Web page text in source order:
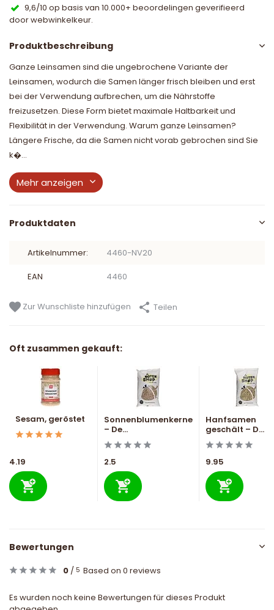
9,6/10 op basis van 10.000+ beoordelingen geverifieerd
door webwinkelkeur.
Produktbeschreibung
Ganze Leinsamen sind die ungebrochene Variante der
Leinsamen, wodurch die Samen länger frisch bleiben und erst
bei der Verwendung aufbrechen, um die Nährstoffe
freizusetzen. Diese Form bietet maximale Haltbarkeit und
Flexibilität in der Verwendung. Warum ganze Leinsamen?
Längere Frische, da die Samen nicht vorab gebrochen sind Sie
k�...
Mehr anzeigen
Produktdaten
Artikelnummer: 4460-NV20
EAN 4460
Zur Wunschliste hinzufügen Teilen
Oft zusammen gekauft:
Sesam, geröstet
4.19
Sonnenblumenkerne
– De...
2.5
Hanfsamen
geschält – D...
9.95
Bewertungen
0 / 5 Based on 0 reviews
Es wurden noch keine Bewertungen für dieses Produkt